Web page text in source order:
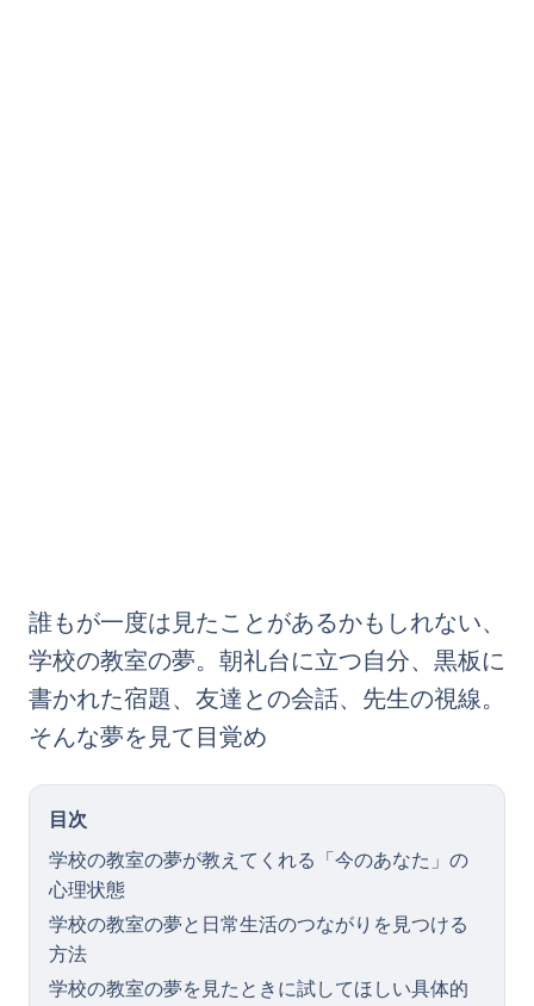
誰もが一度は見たことがあるかもしれない、
学校の教室の夢。朝礼台に立つ自分、黒板に
書かれた宿題、友達との会話、先生の視線。
そんな夢を見て目覚め
目次
学校の教室の夢が教えてくれる「今のあなた」の
心理状態
学校の教室の夢と日常生活のつながりを見つける
方法
学校の教室の夢を見たときに試してほしい具体的